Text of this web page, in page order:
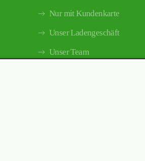
Nur mit Kundenkarte
Unser Ladengeschäft
Unser Team